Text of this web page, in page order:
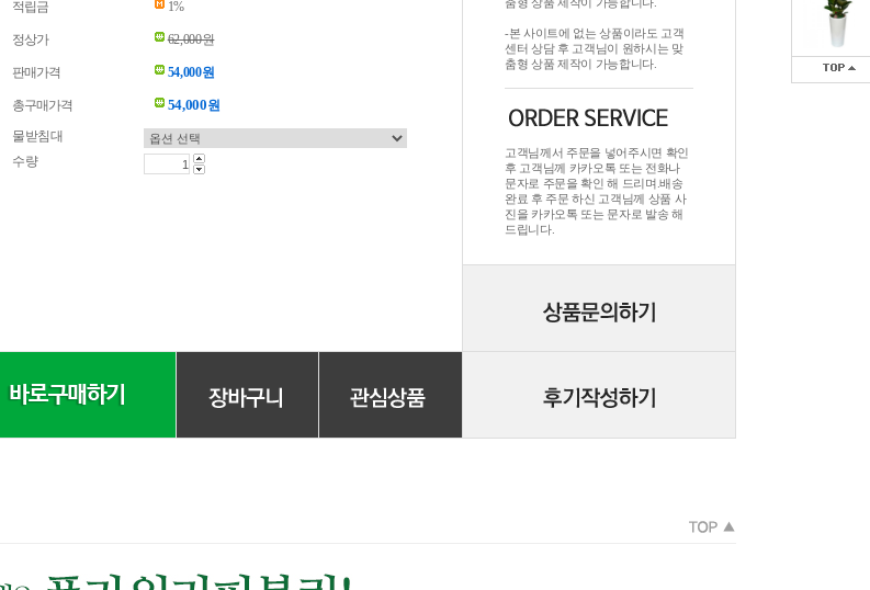
적립금 1%
정상가 62,000원
판매가격 54,000원
총구매가격 54,000원
물받침대
수량
-본 사이트에 없는 상품이라도 고객
센터 상담 후 고객님이 원하시는 맞
춤형 상품 제작이 가능합니다.
고객님께서 주문을 넣어주시면 확인
후 고객님께 카카오톡 또는 전화나
문자로 주문을 확인 해 드리며.배송
완료 후 주문 하신 고객님께 상품 사
진을 카카오톡 또는 문자로 발송 해
드립니다.